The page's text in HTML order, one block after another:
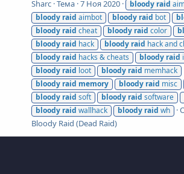
Sharc Тема 7 Ноя 2020 bloody raid
bloody raid aimbot bloody raid bot
bloody raid cheat bloody raid color
bloody raid hack bloody raid hack and
bloody raid hacks & cheats bloody raid
bloody raid loot bloody raid memhack
bloody raid memory bloody raid misc
bloody raid soft bloody raid software
bloody raid wallhack bloody raid wh
Bloody Raid (Dead Raid)